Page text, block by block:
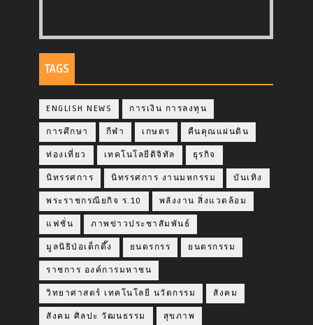
TAGS
ENGLISH NEWS การเงิน การลงทุน
การศึกษา กีฬา เกษตร คืนคุณแผ่นดิน
ท่องเที่ยว เทคโนโลยีดิจิทัล ธุรกิจ
นิทรรศการ นิทรรศการ งานมหกรรม บันเทิง
พระราชกรณียกิจ ร.10 พลังงาน สิ่งแวดล้อม
แฟชั่น ภาพข่าวประชาสัมพันธ์
มูลนิธิป่อเต็กตึ๊ง ยนตรกรร ยนตรกรรม
ราชการ องค์การมหาชน
วิทยาศาสตร์ เทคโนโลยี นวัตกรรม สังคม
สังคม ศิลปะ วัฒนธรรม สุขภาพ